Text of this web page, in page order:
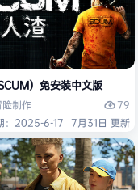
）免安装中文版
）免安装中文版
险制作
79
：2025-6-17 7月31日 更新